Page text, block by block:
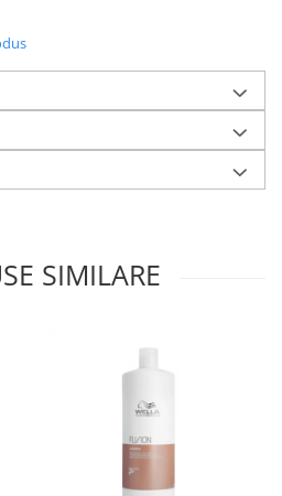
SIMILARE